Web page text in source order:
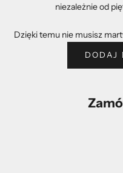
niezależnie od
Dzięki temu nie musisz
DODAJ